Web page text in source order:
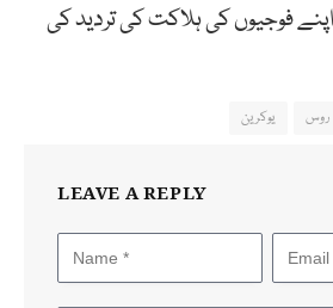
فوجیوں کی ہلاکت کی تردید کی
روس یوکرین
LEAVE A REPLY